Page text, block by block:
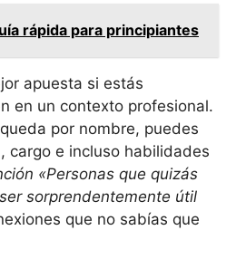
rápida para principiantes
apuesta si estás
en un contexto profesional.
por nombre, puedes
cargo e incluso habilidades
«Personas que quizás
sorprendentemente útil
que no sabías que